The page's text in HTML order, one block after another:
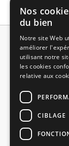
Nos
du bien
Notre site Web
améliorer
utilisant notre
les cookies
relative aux
CIBLAGE